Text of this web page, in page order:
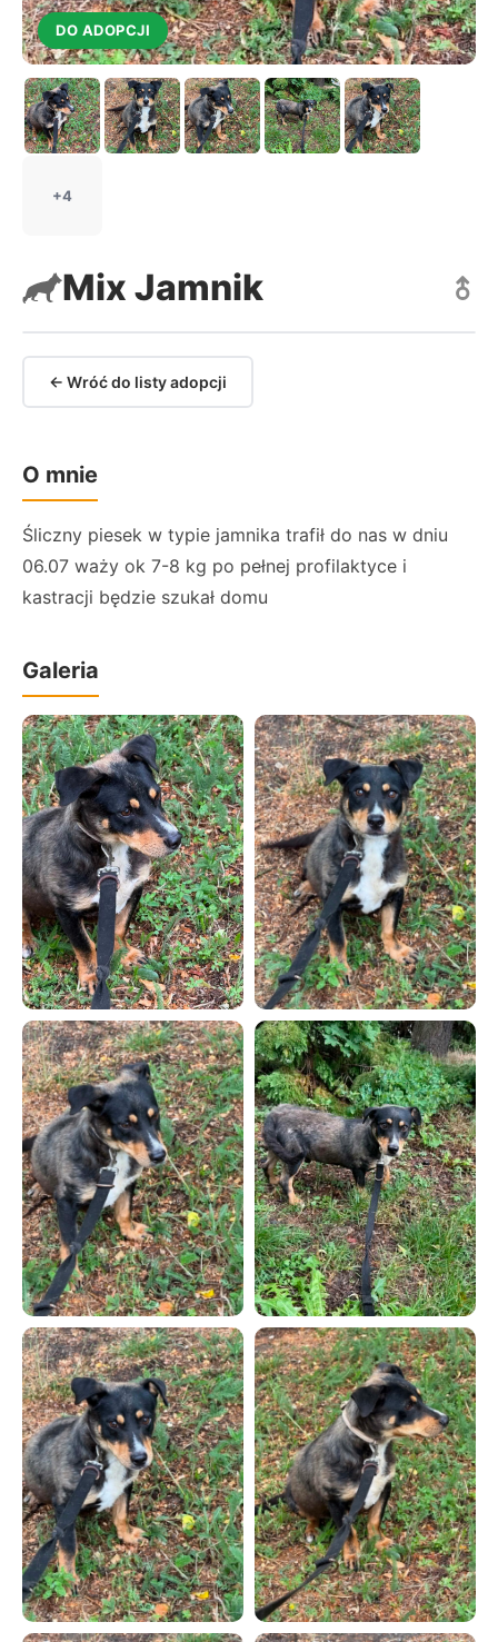
DO ADOPCJI
+4
Mix Jamnik
← Wróć do listy adopcji
O mnie
Śliczny piesek w typie jamnika trafił do nas w dniu
06.07 waży ok 7-8 kg po pełnej profilaktyce i
kastracji będzie szukał domu
Galeria